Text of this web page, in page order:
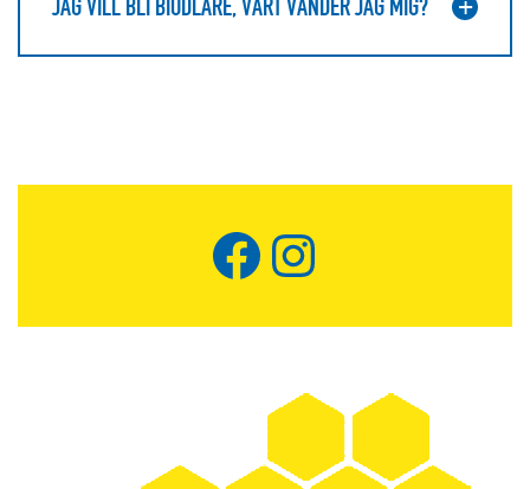
JAG VILL BLI BIODLARE, VART VÄNDER JAG MIG?
Facebook
Instagram